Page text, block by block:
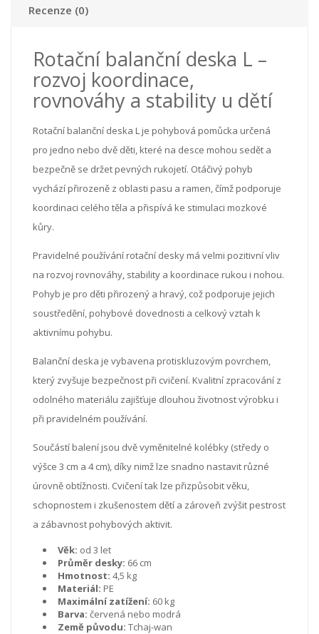
Recenze (0)
Rotační balanční deska L –
rozvoj koordinace,
rovnováhy a stability u dětí
Rotační balanční deska L je pohybová pomůcka určená
pro jedno nebo dvě děti, které na desce mohou sedět a
bezpečně se držet pevných rukojetí. Otáčivý pohyb
vychází přirozeně z oblasti pasu a ramen, čímž podporuje
koordinaci celého těla a přispívá ke stimulaci mozkové
kůry.
Pravidelné používání rotační desky má velmi pozitivní vliv
na rozvoj rovnováhy, stability a koordinace rukou i nohou.
Pohyb je pro děti přirozený a hravý, což podporuje jejich
soustředění, pohybové dovednosti a celkový vztah k
aktivnímu pohybu.
Balanční deska je vybavena protiskluzovým povrchem,
který zvyšuje bezpečnost při cvičení. Kvalitní zpracování z
odolného materiálu zajišťuje dlouhou životnost výrobku i
při pravidelném používání.
Součástí balení jsou dvě vyměnitelné kolébky (středy o
výšce 3 cm a 4 cm), díky nimž lze snadno nastavit různé
úrovně obtížnosti. Cvičení tak lze přizpůsobit věku,
schopnostem i zkušenostem dětí a zároveň zvýšit pestrost
a zábavnost pohybových aktivit.
Věk: od 3 let
Průměr desky: 66 cm
Hmotnost: 4,5 kg
Materiál: PE
Maximální zatížení: 60 kg
Barva: červená nebo modrá
Země původu: Tchaj-wan